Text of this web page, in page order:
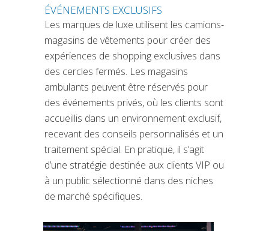
ÉVÉNEMENTS EXCLUSIFS
Les marques de luxe utilisent les camions-
magasins de vêtements pour créer des
expériences de shopping exclusives dans
des cercles fermés. Les magasins
ambulants peuvent être réservés pour
des événements privés, où les clients sont
accueillis dans un environnement exclusif,
recevant des conseils personnalisés et un
traitement spécial. En pratique, il s’agit
d’une stratégie destinée aux clients VIP ou
à un public sélectionné dans des niches
de marché spécifiques.